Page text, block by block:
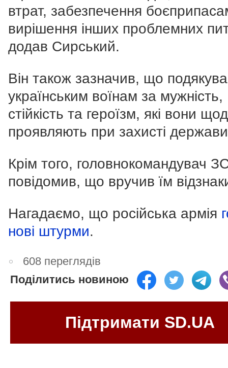
втрат, забезпечення
вирішення інших проблемних
додав Сирський.
Він також зазначив, що
українським воїнам за мужність,
стійкість та героїзм, які вони
проявляють при захисті
Крім того, головнокомандувач
повідомив, що вручив їм
Нагадаємо, що російська армія
нові штурми.
608 переглядів
Поділитись новиною
Підтримати SD.UA